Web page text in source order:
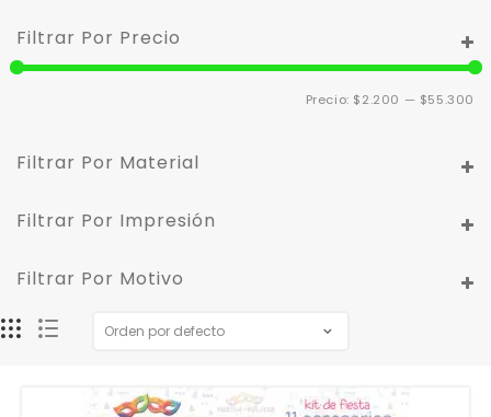
Filtrar Por Precio
Precio: $2.200 — $55.300
Filtrar Por Material
Filtrar Por Impresión
Filtrar Por Motivo